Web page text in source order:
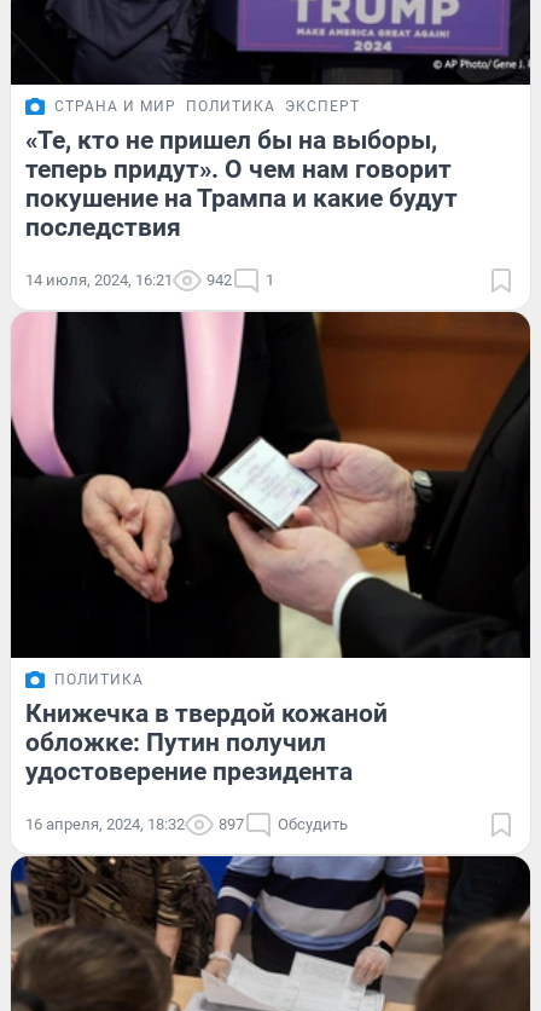
СТРАНА И МИР ПОЛИТИКА ЭКСПЕРТ
«Те, кто не пришел бы на выборы,
теперь придут». О чем нам говорит
покушение на Трампа и какие будут
последствия
14 июля, 2024, 16:21 942 1
ПОЛИТИКА
Книжечка в твердой кожаной
обложке: Путин получил
удостоверение президента
16 апреля, 2024, 18:32 897 Обсудить